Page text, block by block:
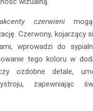
czerwienimogą
Czerwony, kojarzący
wprowadzi do
tego koloru w
ozdobne detale,
zapewniając